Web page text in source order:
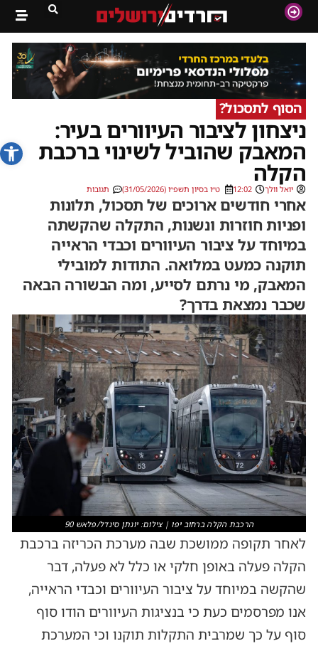
פתח
הסוף לתסכול?
ניצחון לציבור העיוורים בעיר:
המאבק שהוביל לשינוי ברכבת
הקלה
יואל וולך 12:02 ט״ו בסיון תשפ״ו (31/05/2026) תגובות
אחרי חודשים ארוכים של תסכול, תלונות
ופניות חוזרות ונשנות, התקלה שהקשתה
במיוחד על ציבור העיוורים וכבדי הראייה
תוקנה כמעט במלואה. התודות למובילי
המאבק, מי נרתם לסייע, ומה הבשורה הבאה
שכבר נמצאת בדרך?
הרכבת הקלה ברחוב יפו | צילום: יונתן סינדל/פלאש 90
לאחר תקופה ממושכת שבה מערכת הכריזה ברכבת
הקלה פעלה באופן חלקי או כלל לא פעלה, דבר
שהקשה במיוחד על ציבור העיוורים וכבדי הראייה,
אנו מפרסמים כעת כי בנציגות העיוורים הודו סוף
סוף על כך שמרבית התקלות תוקנו וכי המערכת